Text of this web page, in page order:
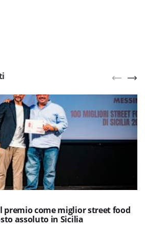
premio come miglior street food
assoluto in Sicilia